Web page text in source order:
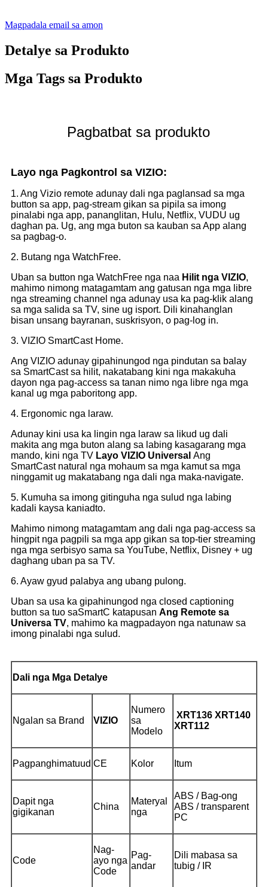
Magpadala email sa amon
Detalye sa Produkto
Mga Tags sa Produkto
Pagbatbat sa produkto
Layo nga Pagkontrol sa VIZIO:
1. Ang Vizio remote adunay dali nga paglansad sa mga
button sa app, pag-stream gikan sa pipila sa imong
pinalabi nga app, pananglitan, Hulu, Netflix, VUDU ug
daghan pa. Ug, ang mga buton sa kauban sa App alang
sa pagbag-o.
2. Butang nga WatchFree.
Uban sa button nga WatchFree nga naa Hilit nga VIZIO,
mahimo nimong matagamtam ang gatusan nga mga libre
nga streaming channel nga adunay usa ka pag-klik alang
sa mga salida sa TV, sine ug isport. Dili kinahanglan
bisan unsang bayranan, suskrisyon, o pag-log in.
3. VIZIO SmartCast Home.
Ang VIZIO adunay gipahinungod nga pindutan sa balay
sa SmartCast sa hilit, nakatabang kini nga makakuha
dayon nga pag-access sa tanan nimo nga libre nga mga
kanal ug mga paboritong app.
4. Ergonomic nga laraw.
Adunay kini usa ka lingin nga laraw sa likud ug dali
makita ang mga buton alang sa labing kasagarang mga
mando, kini nga TV Layo VIZIO Universal Ang
SmartCast natural nga mohaum sa mga kamut sa mga
ninggamit ug makatabang nga dali nga maka-navigate.
5. Kumuha sa imong gitinguha nga sulud nga labing
kadali kaysa kaniadto.
Mahimo nimong matagamtam ang dali nga pag-access sa
hingpit nga pagpili sa mga app gikan sa top-tier streaming
nga mga serbisyo sama sa YouTube, Netflix, Disney + ug
daghang uban pa sa TV.
6. Ayaw gyud palabya ​​ang ubang pulong.
Uban sa usa ka gipahinungod nga closed captioning
button sa tuo saSmartC katapusan Ang Remote sa
Universa TV, mahimo ka magpadayon nga natunaw sa
imong pinalabi nga sulud.
Dali nga Mga Detalye
Ngalan sa Brand VIZIO
Numero
sa
Modelo
XRT136 XRT140
XRT112
Pagpanghimatuud CE Kolor Itum
Dapit nga
gigikanan
China
Materyal
nga
ABS / Bag-ong
ABS / transparent
PC
Code
Nag-
ayo nga
Code
Pag-
andar
Dili mabasa sa
tubig / IR